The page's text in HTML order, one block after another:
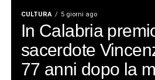
dell’indennizzo previsto da ARERA.
© RIPRODUZIONE RISERVATA
CULTURA 5 giorni ago
In Calabria
sacerdote
77 anni dopo la